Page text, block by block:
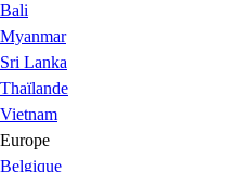
Bali
Myanmar
Sri Lanka
Thaïlande
Vietnam
Europe
Belgique